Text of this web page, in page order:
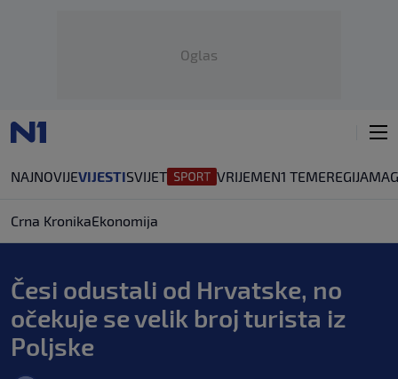
Oglas
NAJNOVIJEVIJESTISVIJET VRIJEMEN1 TEMEREGIJA
Crna KronikaEkonomija
Česi odustali od Hrvatske, no
očekuje se velik broj turista iz
Poljske